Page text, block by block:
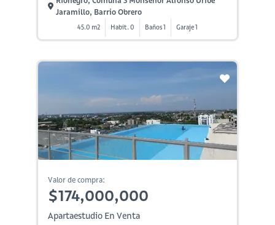
Jaramillo, Barrio Obrero
45.0 m2 Habit. 0 Baños 1 Garaje 1
Valor de compra:
$174,000,000
Apartaestudio En Venta